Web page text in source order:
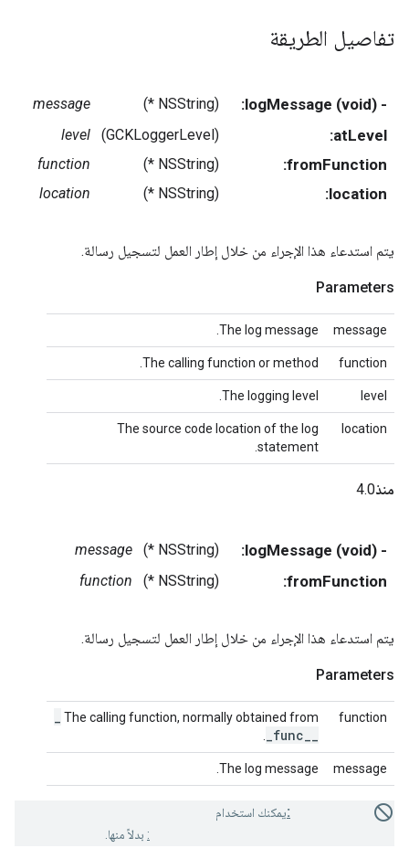
تفاصيل الطريقة
- (void) logMessage:
(NSString *)
message
atLevel:
(GCKLoggerLevel)
level
fromFunction:
(NSString *)
function
location:
(NSString *)
location
يتم استدعاء هذا الإجراء من خلال إطار العمل لتسجيل رسالة.
Parameters
message
The log message.
function
The calling function or method.
level
The logging level.
location
The source code location of the log
statement.
منذ4.0
- (void) logMessage:
(NSString *)
message
fromFunction:
(NSString *)
function
يتم استدعاء هذا الإجراء من خلال إطار العمل لتسجيل رسالة.
Parameters
function
The calling function, normally obtained from
func
message
The log message.
يمكنك استخدام
بدلاً منها.